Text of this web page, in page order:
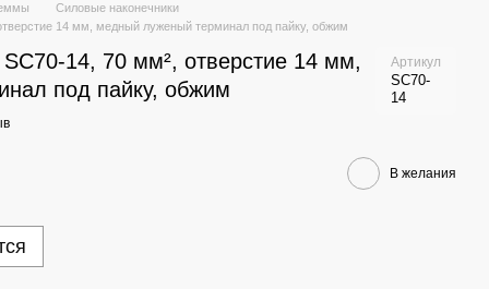
Силовые наконечники
14 мм, медный луженый терминал под пайку, обжим
14, 70 мм², отверстие 14 мм,
под пайку, обжим
Артикул
SC70-
14
В желания